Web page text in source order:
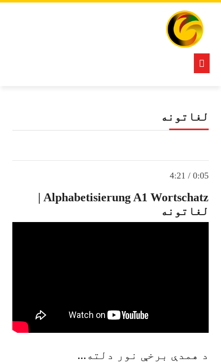
content
لغاتونه
0:05 / 4:21
Alphabetisierung A1 Wortschatz |
لغاتونه
د همدې برخې نور دلته...